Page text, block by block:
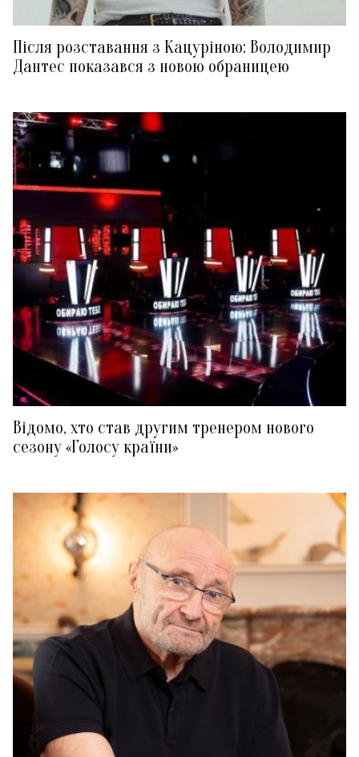
Після розставання з Кацуріною: Володимир
Дантес показався з новою обраницею
Відомо, хто став другим тренером нового
сезону «Голосу країни»